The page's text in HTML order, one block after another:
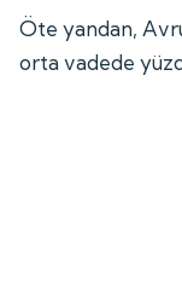
Öte yandan,
orta vadede